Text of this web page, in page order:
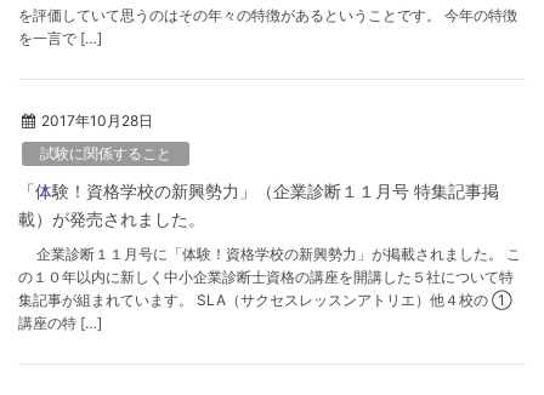
を評価していて思うのはその年々の特徴があるということです。 今年の特徴
を一言で […]
2017年10月28日
試験に関係すること
「体験！資格学校の新興勢力」（企業診断１１月号 特集記事掲
載）が発売されました。
企業診断１１月号に「体験！資格学校の新興勢力」が掲載されました。 こ
の１０年以内に新しく中小企業診断士資格の講座を開講した５社について特
集記事が組まれています。 SLA（サクセスレッスンアトリエ）他４校の ①
講座の特 […]